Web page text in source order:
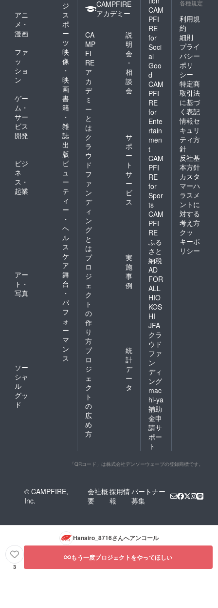
ジ
アニ
メ・
漫画
ス
ポ
ー
ツ
ファ
ッ
ショ
ン
映
像
・
映
画
ゲー
ム・
サー
ビス
開発
書
籍
・
雑
誌
出
版
ビジ
ネ
ス・
起業
ビ
ュ
ー
テ
ィ
ー
・
ヘ
ル
ス
ケ
ア
アー
ト・
写真
舞
台
・
パ
フ
ォ
ー
マ
ン
ス
ソー
シャ
ル
グッ
ド
CAMPFIRE
アカデミー
CA
MP
FI
RE
ア
カ
デ
ミ
ー
と
は
説
明
会
・
相
談
会
ク
ラ
ウ
ド
フ
ァ
ン
デ
ィ
ン
グ
と
は
サ
ポ
ー
ト
サ
ー
ビ
ス
プ
ロ
ジ
ェ
ク
ト
の
作
り
方
実
施
事
例
プ
ロ
ジ
ェ
ク
ト
の
広
め
方
統
計
デ
ー
タ
CAM
PFI
RE
for
Soci
al
Goo
d
CAM
PFI
RE
for
Ente
rtain
men
t
CAM
PFI
RE
for
Spor
ts
CAM
PFI
RE
ふる
さと
納税
AD
FOR
ALL
HIO
KOS
HI
JFA
クラ
ウド
ファ
ン
ディ
ング
mac
hi-ya
補助
金申
請サ
ポー
ト
各種規定
利用規
約
細則
プライ
バシー
ポリ
シー
特定商
取引法
に基づ
く表記
情報セ
キュリ
ティ方
針
反社基
本方針
カスタ
マーハ
ラスメ
ントに
対する
考え方
クッ
キーポ
リシー
「QRコード」は株式会社デンソーウェーブの登録商標です。
© CAMPFIRE,
Inc.
会社概
要
採用情
報
パートナー
募集
Hanairo_8716さんへアンコール
3
もう一度プロジェクトをやってほしい